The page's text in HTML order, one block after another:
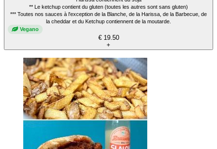
** Le ketchup contient du gluten (toutes les autres sont sans gluten)
*** Toutes nos sauces à l'exception de la Blanche, de la Harissa, de la Barbecue, de
la cheddar et du Ketchup contiennent de la moutarde.
Vegano
€ 19.50
+